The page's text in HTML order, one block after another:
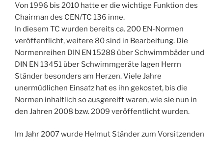
Von 1996 bis 2010 hatte er die wichtige Funktion des
Chairman des CEN/TC 136 inne.
In diesem TC wurden bereits ca. 200 EN-Normen
veröffentlicht, weitere 80 sind in Bearbeitung. Die
Normenreihen DIN EN 15288 über Schwimmbäder und
DIN EN 13451 über Schwimmgeräte lagen Herrn
Ständer besonders am Herzen. Viele Jahre
unermüdlichen Einsatz hat es ihn gekostet, bis die
Normen inhaltlich so ausgereift waren, wie sie nun in
den Jahren 2008 bzw. 2009 veröffentlicht wurden.
Im Jahr 2007 wurde Helmut Ständer zum Vorsitzenden